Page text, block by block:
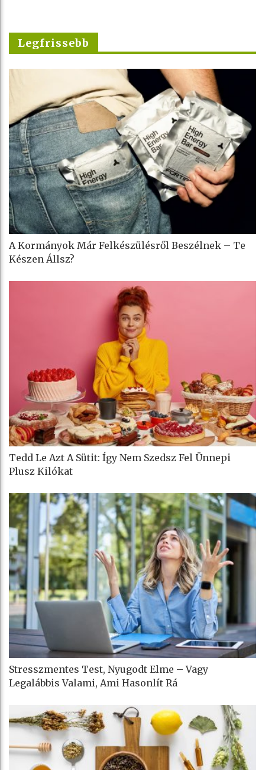
Legfrissebb
A Kormányok Már Felkészülésről Beszélnek – Te
Készen Állsz?
Tedd Le Azt A Sütit: Így Nem Szedsz Fel Ünnepi
Plusz Kilókat
Stresszmentes Test, Nyugodt Elme – Vagy
Legalábbis Valami, Ami Hasonlít Rá